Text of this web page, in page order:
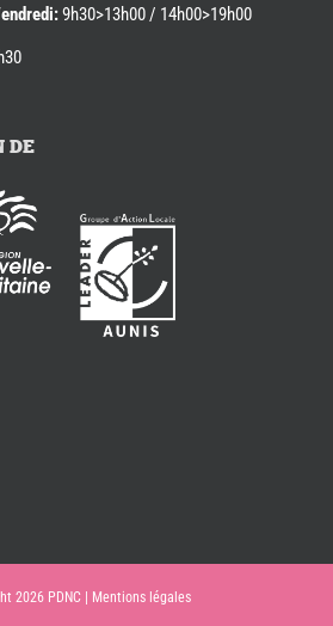
9h30>13h00 / 14h00>19h00
DE
2026 PDNC | Mentions légales